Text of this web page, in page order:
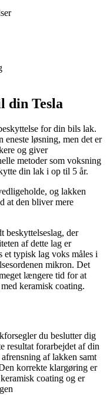
din Tesla
for din bils lak.
eneste løsning, men det er
og giver
metoder som voksning
din lak i op til 5 år.
og lakken
at den bliver mere
beskyttelseslag, der
af dette lag er
et typisk lag voks måles i
mikron. Det
længere tid for at
keramisk coating.
du beslutter dig
resultat forarbejdet af din
af lakken samt
korrekte klargøring er
coating og er